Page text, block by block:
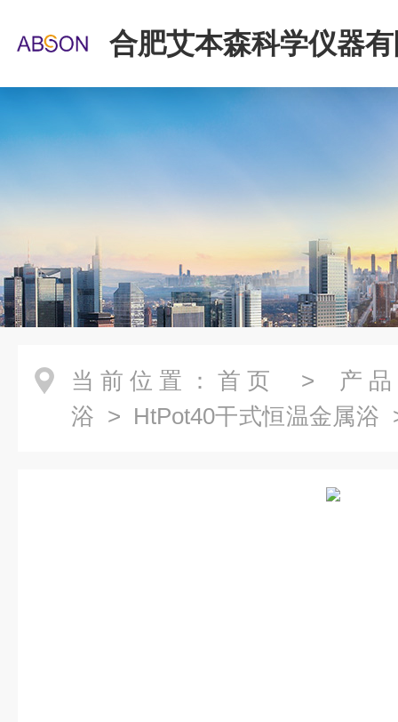
合肥艾本森科学仪器
当前位置： 首页 > 产
浴 > HtPot40干式恒温金属浴